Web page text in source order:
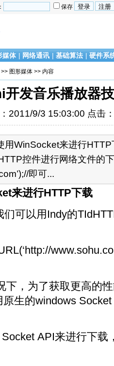
保存
媒体 | 网络通讯 | 基础算法 | 硬件系
>> 图形媒体 >> 内容
开发音乐播放器
2011/9/3 15:03:00 点击
用WinSocket来进行
控件进行网络文件的
即可...
来进行HTTP下载
可以用Indy的
下，为了获取更高的
生的windows
API来进行下载